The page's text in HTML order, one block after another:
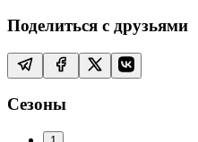
Поделиться с друзьями
Сезоны